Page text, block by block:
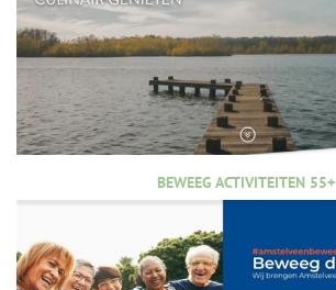
BEWEEG ACTIVITEITEN 55+